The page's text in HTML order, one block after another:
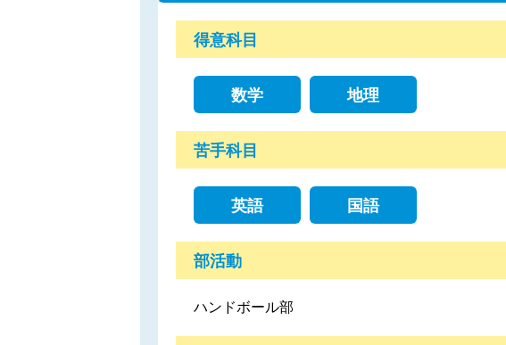
得意科目
数学 地理
苦手科目
英語 国語
部活動
ハンドボール部